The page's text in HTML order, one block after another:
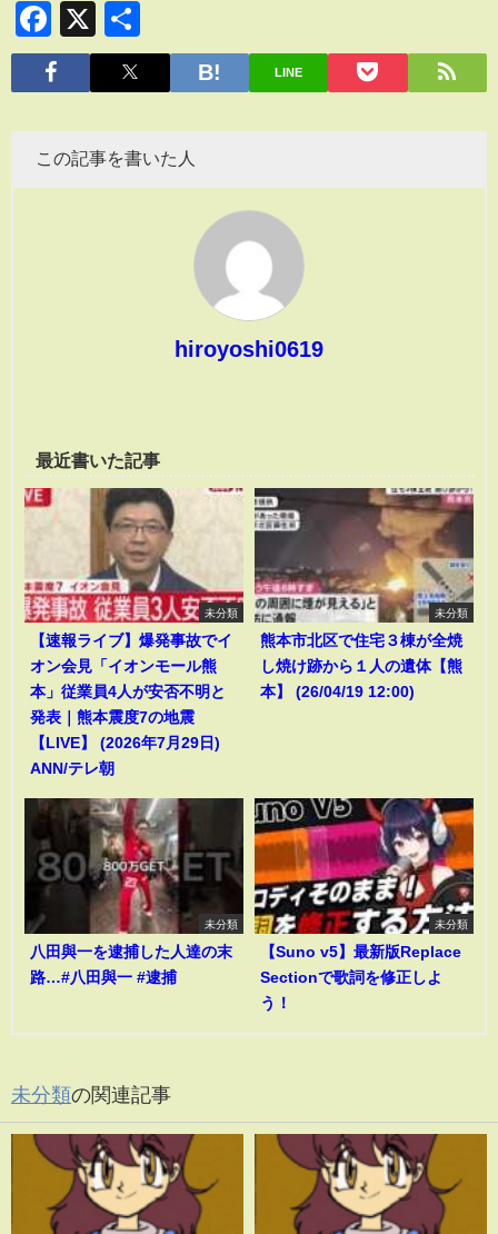
Facebook
X
有
LINE
この記事を書いた人
hiroyoshi0619
最近書いた記事
未分類
【速報ライブ】爆発事故でイ
オン会見「イオンモール熊
本」従業員4人が安否不明と
発表｜熊本震度7の地震
【LIVE】 (2026年7月29日)
ANN/テレ朝
未分類
熊本市北区で住宅３棟が全焼
し焼け跡から１人の遺体【熊
本】 (26/04/19 12:00)
未分類
八田與一を逮捕した人達の末
路…#八田與一 #逮捕
未分類
【Suno v5】最新版Replace
Sectionで歌詞を修正しよ
う！
未分類の関連記事